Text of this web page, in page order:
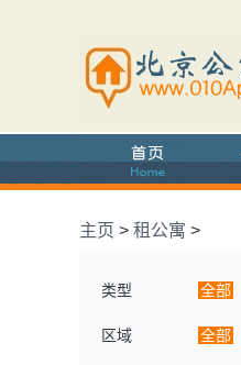
主页 > 租公寓 >
类型 全部
区域 全部